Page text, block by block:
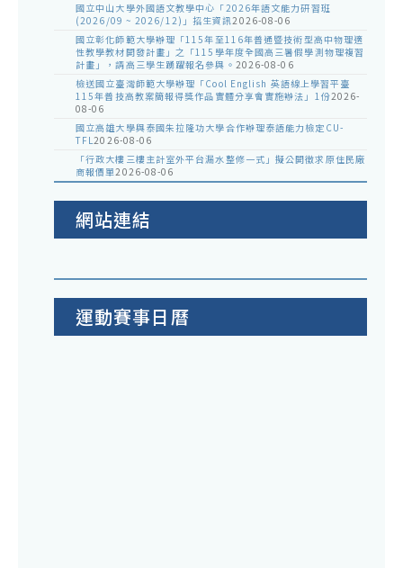
國立中山大學外國語文教學中心「2026年語文能力研習班
(2026/09 ~ 2026/12)」招生資訊2026-08-06
國立彰化師範大學辦理「115年至116年普通暨技術型高中物理適
性教學教材開發計畫」之「115學年度全國高三暑假學測物理複習
計畫」，請高三學生踴躍報名參與。 2026-08-06
檢送國立臺灣師範大學辦理「Cool English 英語線上學習平臺
115年普技高教案簡報得獎作品實體分享會實施辦法」1份2026-
08-06
國立高雄大學與泰國朱拉隆功大學合作辦理泰語能力檢定CU-
TFL2026-08-06
「行政大樓三樓主計室外平台漏水整修一式」擬公開徵求原住民廠
商報價單2026-08-06
網站連結
運動賽事日曆